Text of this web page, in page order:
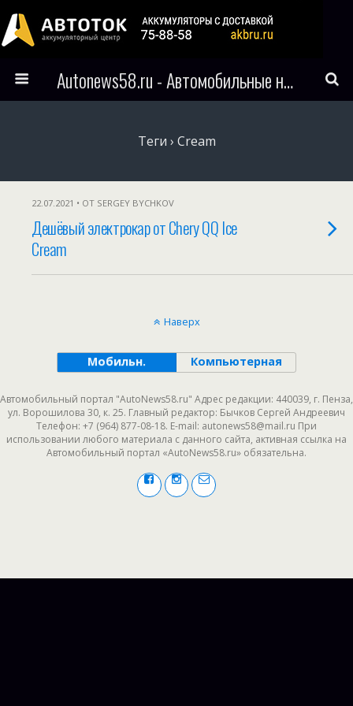
Autonews58.ru - Автомобильные новости Пензы и всего мира
Теги › Cream
22.07.2021 • ОТ SERGEY BYCHKOV
Дешёвый электрокар от Chery QQ Ice
Cream
Наверх
Мобильн. Компьютерная
Автомобильный портал "AutoNews58.ru" Адрес редакции: 440039, г. Пенза,
ул. Ворошилова 30, к. 25. Главный редактор: Бычков Сергей Андреевич
Телефон: +7 (964) 877-08-18. E-mail: autonews58@mail.ru При
использовании любого материала с данного сайта, активная ссылка на
Автомобильный портал «AutoNews58.ru» обязательна.